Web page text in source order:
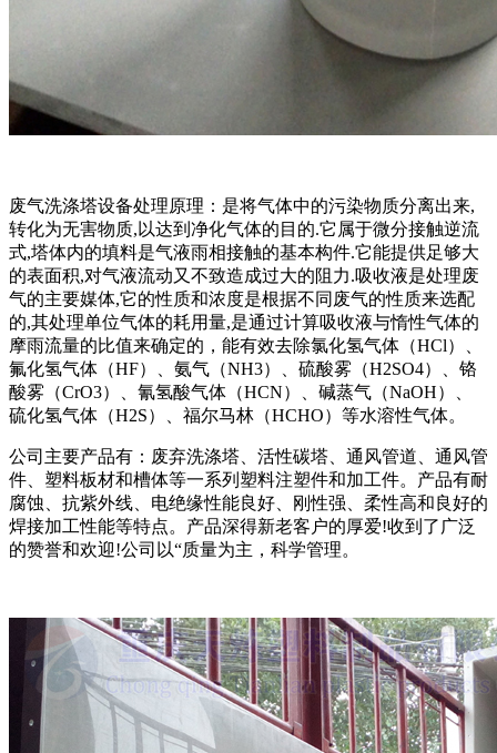
废气洗涤塔设备处理原理：是将气体中的污染物质分离出来,
转化为无害物质,以达到净化气体的目的.它属于微分接触逆流
式,塔体内的填料是气液雨相接触的基本构件.它能提供足够大
的表面积,对气液流动又不致造成过大的阻力.吸收液是处理废
气的主要媒体,它的性质和浓度是根据不同废气的性质来选配
的,其处理单位气体的耗用量,是通过计算吸收液与惰性气体的
摩雨流量的比值来确定的，能有效去除氯化氢气体（HCl）、
氟化氢气体（HF）、氨气（NH3）、硫酸雾（H2SO4）、铬
酸雾（CrO3）、氰氢酸气体（HCN）、碱蒸气（NaOH）、
硫化氢气体（H2S）、福尔马林（HCHO）等水溶性气体。
公司主要产品有：废弃洗涤塔、活性碳塔、通风管道、通风管
件、塑料板材和槽体等一系列塑料注塑件和加工件。产品有耐
腐蚀、抗紫外线、电绝缘性能良好、刚性强、柔性高和良好的
焊接加工性能等特点。产品深得新老客户的厚爱!收到了广泛
的赞誉和欢迎!公司以“质量为主，科学管理。